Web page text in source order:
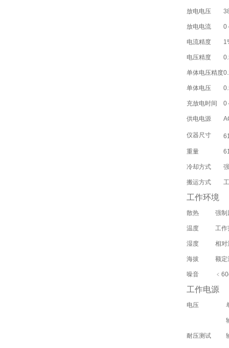
放电电压
放电电流 0
电流精度
电压精度
单体电压精度
单体电压
充放电时间 0
供电电源
仪器尺寸
重量
冷却方式
搬运方式
工作环境
散热 强制
温度 工
湿度 相
海拔 额定
噪音
工作电源
电压
耐压测试